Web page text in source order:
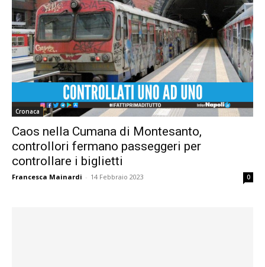
Cronaca
Caos nella Cumana di Montesanto,
controllori fermano passeggeri per
controllare i biglietti
Francesca Mainardi - 14 Febbraio 2023 0